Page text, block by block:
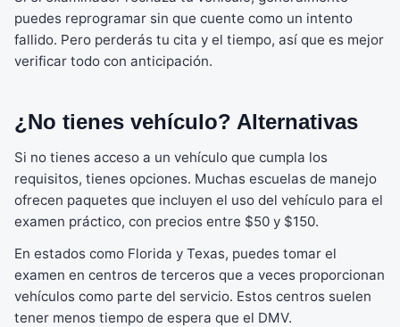
puedes reprogramar sin que cuente como un intento
fallido. Pero perderás tu cita y el tiempo, así que es mejor
verificar todo con anticipación.
¿No tienes vehículo? Alternativas
Si no tienes acceso a un vehículo que cumpla los
requisitos, tienes opciones. Muchas escuelas de manejo
ofrecen paquetes que incluyen el uso del vehículo para el
examen práctico, con precios entre $50 y $150.
En estados como Florida y Texas, puedes tomar el
examen en centros de terceros que a veces proporcionan
vehículos como parte del servicio. Estos centros suelen
tener menos tiempo de espera que el DMV.